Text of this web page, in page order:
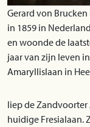
Gerard von
in 1859 in
en woonde de
jaar van zijn leven
Amaryllislaan in
liep de
huidige Fresialaan.